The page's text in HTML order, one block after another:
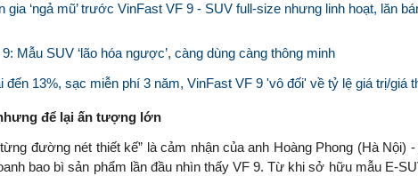
gia ‘ngả mũ’ trước VinFast VF 9 - SUV full-size nhưng linh hoạt, lăn
Mẫu SUV ‘lão hóa ngược’, càng dùng càng thông minh
đến 13%, sạc miễn phí 3 năm, VinFast VF 9 'vô đối' về tỷ lệ giá trị/giá
để lại ấn tượng lớn
từng đường nét thiết kế” là cảm nhận của anh Hoàng Phong (Hà Nội)
bao bì sản phẩm lần đầu nhìn thấy VF 9. Từ khi sở hữu mẫu E-